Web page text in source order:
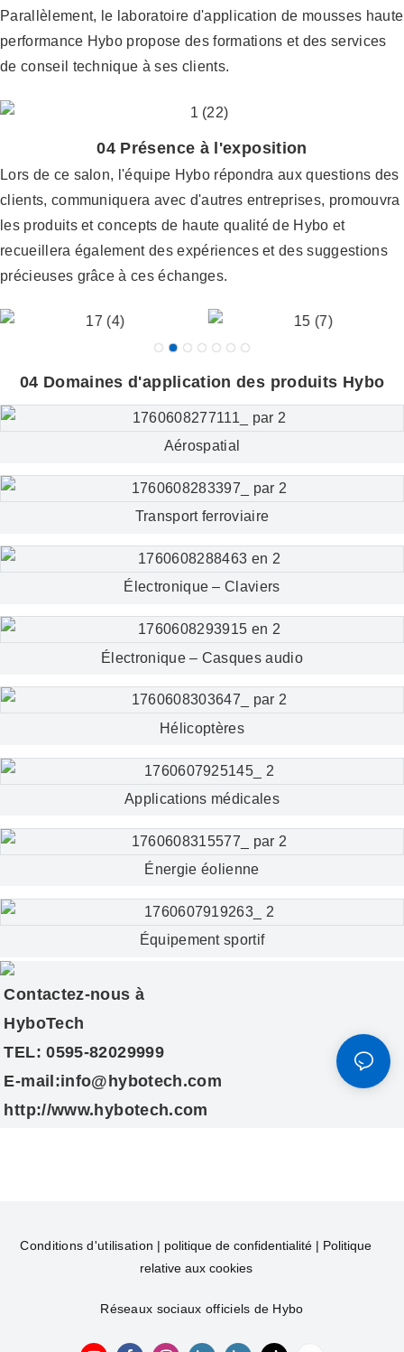
Parallèlement, le laboratoire d'application de mousses haute
performance Hybo propose des formations et des services
de conseil technique à ses clients.
04 Présence à l'exposition
Lors de ce salon, l'équipe Hybo répondra aux questions des
clients, communiquera avec d'autres entreprises, promouvra
les produits et concepts de haute qualité de Hybo et
recueillera également des expériences et des suggestions
précieuses grâce à ces échanges.
04 Domaines d'application des produits Hybo
Aérospatial
Transport ferroviaire
Électronique – Claviers
Électronique – Casques audio
Hélicoptères
Applications médicales
Énergie éolienne
Équipement sportif
Contactez-nous à
HyboTech
TEL: 0595-82029999
E-mail:info@hybotech.com
http://www.hybotech.com
Conditions d'utilisation | politique de confidentialité | Politique
relative aux cookies
Réseaux sociaux officiels de Hybo